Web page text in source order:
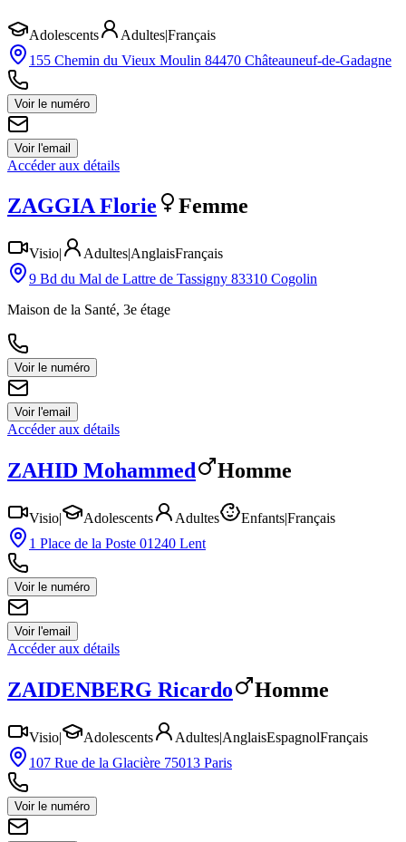
Adolescents Adultes|Français
155 Chemin du Vieux Moulin 84470 Châteauneuf-de-Gadagne
Voir le numéro
Voir l'email
Accéder aux détails
ZAGGIA Florie Femme
Visio| Adultes|AnglaisFrançais
9 Bd du Mal de Lattre de Tassigny 83310 Cogolin
Maison de la Santé, 3e étage
Voir le numéro
Voir l'email
Accéder aux détails
ZAHID Mohammed Homme
Visio| Adolescents Adultes Enfants|Français
1 Place de la Poste 01240 Lent
Voir le numéro
Voir l'email
Accéder aux détails
ZAIDENBERG Ricardo Homme
Visio| Adolescents Adultes|AnglaisEspagnolFrançais
107 Rue de la Glacière 75013 Paris
Voir le numéro